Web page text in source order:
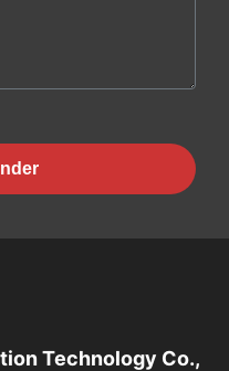
Technology Co.,